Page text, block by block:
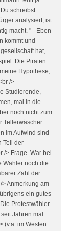
schreibst:
analysiert, ist
macht. " - Eben
kommt und
hat,
Die Piraten
Hypothese,
/>
Studierende,
mal in die
noch nicht zum
Tellerwäscher
im Aufwind sind
Teil der
/> Frage. War bei
Wähler noch die
Zahl der
Anmerkung am
ein gutes
Protestwähler
Jahren mal
(v.a. im Westen